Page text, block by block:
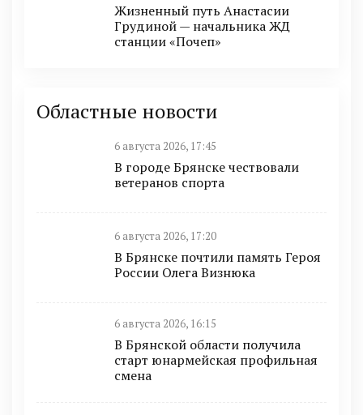
Жизненный путь Анастасии
Грудиной — начальника ЖД
станции «Почеп»
Областные новости
6 августа 2026, 17:45
В городе Брянске чествовали
ветеранов спорта
6 августа 2026, 17:20
В Брянске почтили память Героя
России Олега Визнюка
6 августа 2026, 16:15
В Брянской области получила
старт юнармейская профильная
смена